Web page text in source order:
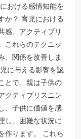
おける感情知能を
か？ 育児における
感、アクティブリ
これらのテクニッ
、関係を改善しま
に与える影響を認
とで、親は子供の
クティブリスニン
、子供に価値を感
し、困難な状況に
作ります。 これら